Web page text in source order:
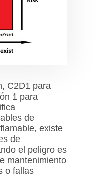
C2D1 para
1 para
de
existe
de
el peligro es
mantenimiento
o fallas